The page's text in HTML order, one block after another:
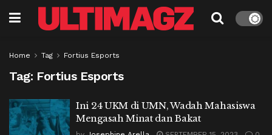
Home Tag Fortius Esports
Tag: Fortius Esports
Ini 24 UKM di UMN, Wadah Mahasiswa
Mengasah Minat dan Bakat